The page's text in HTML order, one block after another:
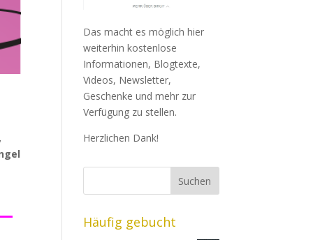
Das macht es möglich hier
weiterhin kostenlose
Informationen, Blogtexte,
Videos, Newsletter,
Geschenke und mehr zur
Verfügung zu stellen.
Herzlichen Dank!
Häufig gebucht